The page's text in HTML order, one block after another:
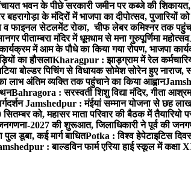
भवन के पीछे सरकारी जमीन पर कब्जे की शिकायत,
के मंदिरों में भाजपा का दीपोत्सव, पुजारियों
व फाइनल सेटलमेंट रोका, चीफ लेबर कमिश्नर तक
पीताम्बरा मंदिर में धूमधाम से मना गुरुपूर्णिमा महोत्सव
में आम के पौधे का किया गया रोपण, भाजपा
का हौसलाKharagpur : झाड़ग्राम में रेल
बोल्डर पिचिंग से विधायक सोमेश सोरेन हुए
लाभ अंतिम व्यक्ति तक पहुंचाने का किया आह्वान
Bahragora : सरस्वती शिशु विद्या मंदिर, गीता
Jamshedpur : मंईयां सम्मान योजना से छह
को, महासर माता परिवार की बैठक में तैयारियो
2027 की शुरूआत, जिलाधिकारी ने पूर्व की
डूबा, कई मार्ग बाधितPotka : विश्व हेपेटाइटिस
: बाल्डविन फार्म एरिया हाई स्कूल में कक्षा